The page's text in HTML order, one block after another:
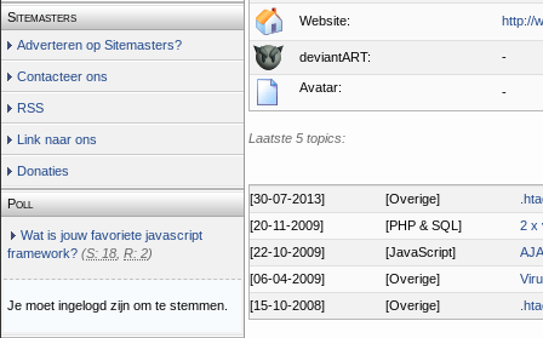
Sitemasters
Adverteren op Sitemasters?
Contacteer ons
RSS
Link naar ons
Donaties
Poll
Wat is jouw favoriete javascript
framework? (S: 18 R: 2)
Je moet ingelogd zijn om te stemmen.
Website: http://
deviantART: -
Avatar: -
Laatste 5 topics:
[30-07-2013] [Overige]
[20-11-2009]
[PHP & SQL]
2 x
[22-10-2009]
[JavaScript]
[06-04-2009]
[Overige]
[15-10-2008]
[Overige]